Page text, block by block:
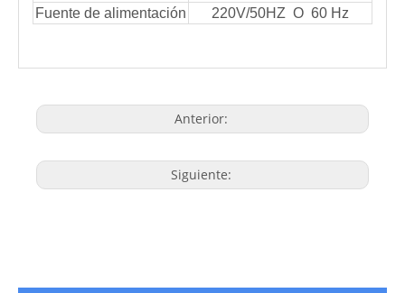
Fuente de alimentación
220V/50HZ O 60 Hz
Anterior:
Siguiente: